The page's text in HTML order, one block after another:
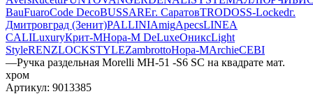
BauFuaroCode DecoBUSSAREг. СаратовTRODOSS-Lockedг.
Дмитровград (Зенит)PALLINIAmigApecsLINEA
CALILuxuryКрит-МНора-М DeLuxeОниксLight
StyleRENZLOCKSTYLEZambrottoНора-МArchieCEBI
—Ручка раздельная Morelli МН-51 -S6 SC на квадрате мат.
хром
Артикул: 9013385